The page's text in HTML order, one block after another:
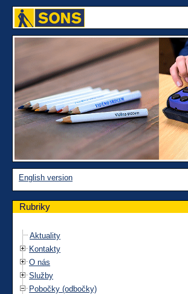
English version
Rubriky
Aktuality
Kontakty
O nás
Služby
Pobočky (odbočky)